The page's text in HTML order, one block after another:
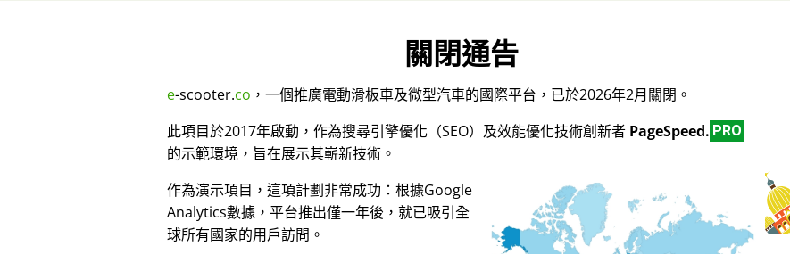
關閉通告
e-scooter.co ，一個推廣電動滑板車及微型汽車的國際平台，已於2026年2月關閉。
此項目於2017年啟動，作為搜尋引擎優化（SEO）及效能優化技術創新者 PageSpeed. PRO
的示範環境，旨在展示其嶄新技術。
作為演示項目，這項計劃非常成功：根據Google
Analytics數據，平台推出僅一年後，就已吸引全
球所有國家的用戶訪問。